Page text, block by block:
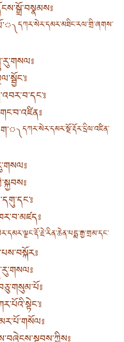
དཀར་སེར་དམར་མཐིང་རལ་གྲི་ཞགས་
དཀར་སེར་དམར་སྔོ་རྡོར་དྲིལ་འཛིན་